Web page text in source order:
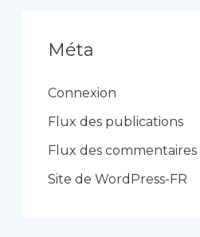
r
i
Méta
Connexion
Flux des publications
Flux des commentaires
Site de WordPress-FR